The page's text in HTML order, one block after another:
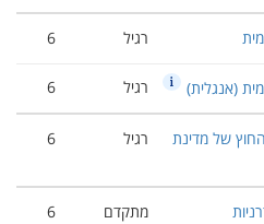
רגיל 6
(אנגלית) רגיל 6
החוץ של מדינת
רגיל 6
מתקדם 6